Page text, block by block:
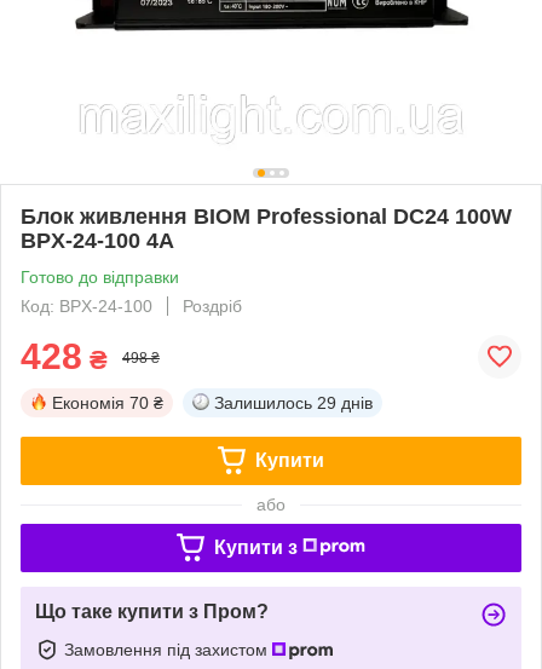
Блок живлення BIOM Professional DC24 100W
BPX-24-100 4А
Готово до відправки
Код: BPX-24-100
Роздріб
428 ₴ 498 ₴
Економія 70 ₴ Залишилось 29 днів
Купити
або
Купити з
Що таке купити з Пром?
Замовлення під захистом